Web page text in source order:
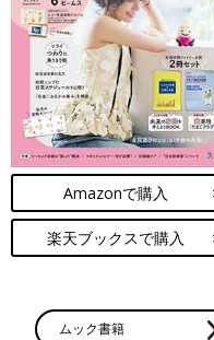
Amazonで購入
楽天ブックスで購入
ムック書籍